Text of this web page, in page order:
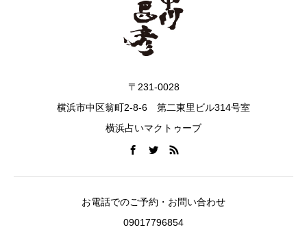
〒231-0028
横浜市中区翁町2-8-6 第二東里ビル314号室
横浜占いマクトゥーブ
お電話でのご予約・お問い合わせ
09017796854